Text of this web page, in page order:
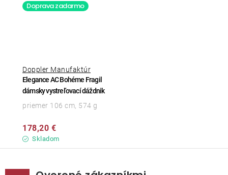
Doprava zadarmo
Elegance AC Bohéme Fragil
dámsky vystreľovací dáždnik
Doppler Manufaktúr
Skladom
178,20 €
priemer 106 cm, 574 g